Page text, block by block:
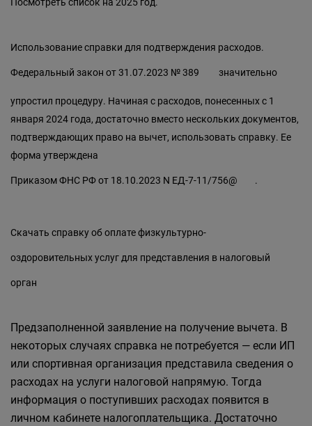
Использование справки для подтверждения расходов.
Федеральный закон от 31.07.2023 № 389 значительно
упростил процедуру. Начиная с расходов, понесенных с 1
января 2024 года, достаточно вместо нескольких документов,
подтверждающих право на вычет, использовать справку. Ее
форма утверждена
Приказом ФНС РФ от 18.10.2023 N ЕД-7-11/756@ .
Скачать справку об оплате физкультурно-
оздоровительных услуг для представления в налоговый
орган
Предзаполненной заявление на получение вычета. В
некоторых случаях справка не потребуется — если ИП
или спортивная организация представила сведения о
расходах на услуги налоговой напрямую. Тогда
информация о поступивших расходах появится в
личном кабинете налогоплательщика. Достаточно